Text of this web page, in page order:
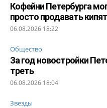
Кофейни Петербурга
просто продавать
06.08.2026 18:22
Общество
За год новостройки
треть
06.08.2026 18:04
Звезды